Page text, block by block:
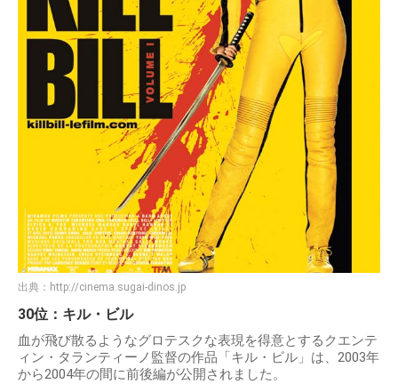
出典： http://cinema.sugai-dinos.jp
30位：キル・ビル
血が飛び散るようなグロテスクな表現を得意とするクエンテ
ィン・タランティーノ監督の作品「キル・ビル」は、2003年
から2004年の間に前後編が公開されました。